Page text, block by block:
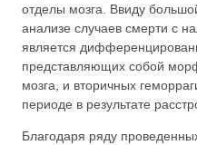
отделы мозга. Ввиду
анализе случаев смерти с
является
представляющих собой
мозга, и вторичных
периоде в результате
Благодаря ряду